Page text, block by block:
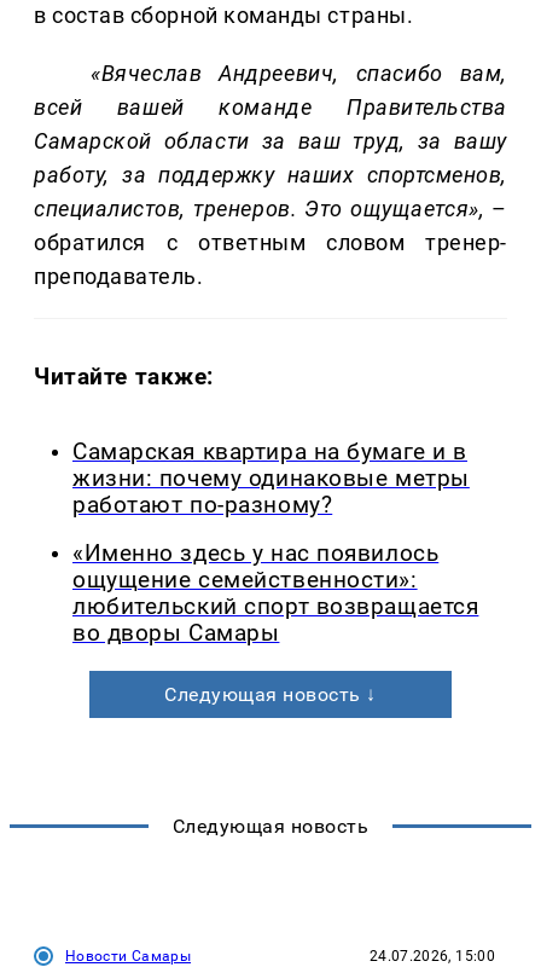
в состав сборной команды страны.
«Вячеслав Андреевич, спасибо вам,
всей вашей команде Правительства
Самарской области за ваш труд, за вашу
работу, за поддержку наших спортсменов,
специалистов, тренеров. Это ощущается», –
обратился с ответным словом тренер-
преподаватель.
Читайте также:
Самарская квартира на бумаге и в
жизни: почему одинаковые метры
работают по-разному?
«Именно здесь у нас появилось
ощущение семейственности»:
любительский спорт возвращается
во дворы Самары
Следующая новость ↓
Следующая новость
Новости Самары 24.07.2026, 15:00